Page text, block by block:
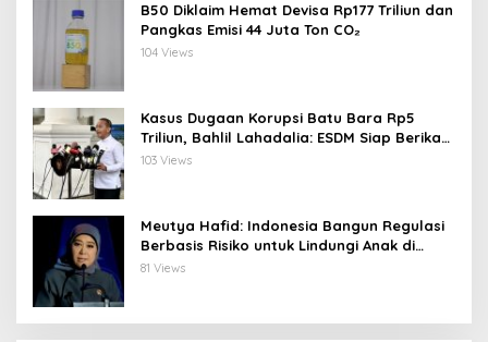
B50 Diklaim Hemat Devisa Rp177 Triliun dan
Pangkas Emisi 44 Juta Ton CO₂
104 Views
Kasus Dugaan Korupsi Batu Bara Rp5
Triliun, Bahlil Lahadalia: ESDM Siap Berikan
Data
103 Views
Meutya Hafid: Indonesia Bangun Regulasi
Berbasis Risiko untuk Lindungi Anak di
Dunia Digital
81 Views